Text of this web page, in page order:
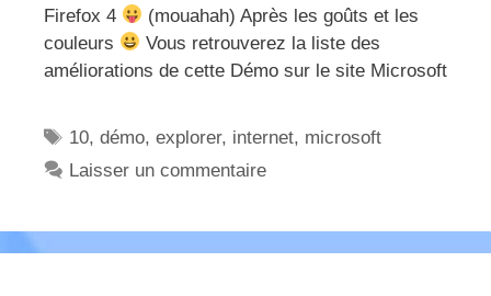
Firefox 4
(mouahah) Après les goûts et les
couleurs
Vous retrouverez la liste des
améliorations de cette Démo sur le site Microsoft
Étiquettes
10,démo,explorer, internet, microsoft
Laisser un commentaire